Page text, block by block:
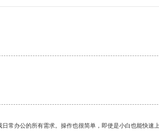
常办公的所有需求。操作也很简单，即使是小白也能快速上